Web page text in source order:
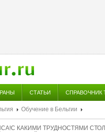
СТАТЬИ СПРАВОЧНИК
Обучение в Бельгии
КАКИМИ ТРУДНОСТЯМИ